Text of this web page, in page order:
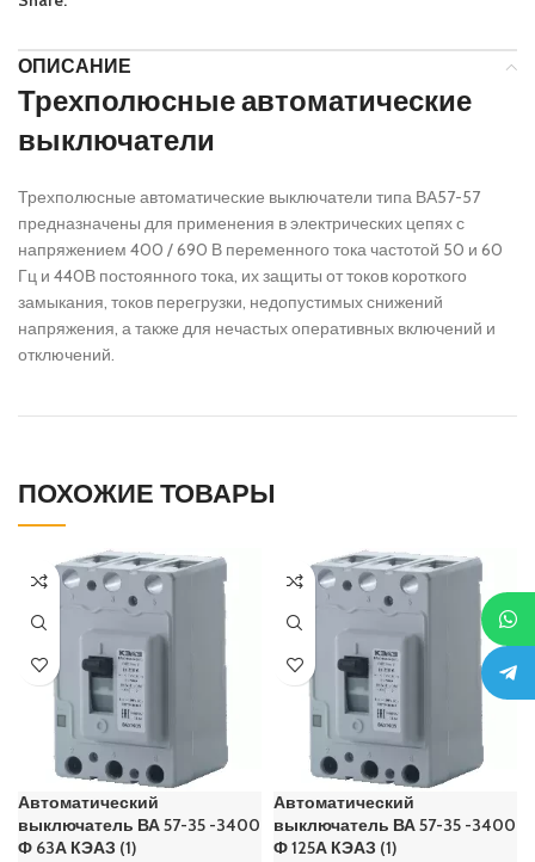
ОПИСАНИЕ
Трехполюсные автоматические
выключатели
Трехполюсные автоматические выключатели типа ВА57-57
предназначены для применения в электрических цепях с
напряжением 400 / 690 В переменного тока частотой 50 и 60
Гц и 440В постоянного тока, их защиты от токов короткого
замыкания, токов перегрузки, недопустимых снижений
напряжения, а также для нечастых оперативных включений и
отключений.
ПОХОЖИЕ ТОВАРЫ
Автоматический
выключатель ВА 57-35 -3400
Ф 63А КЭАЗ (1)
Автоматический
выключатель ВА 57-35 -3400
Ф 125А КЭАЗ (1)